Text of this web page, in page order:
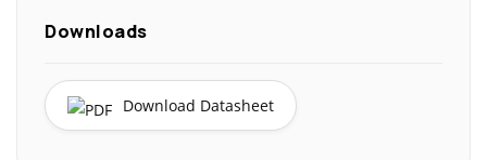
Downloads
Download Datasheet